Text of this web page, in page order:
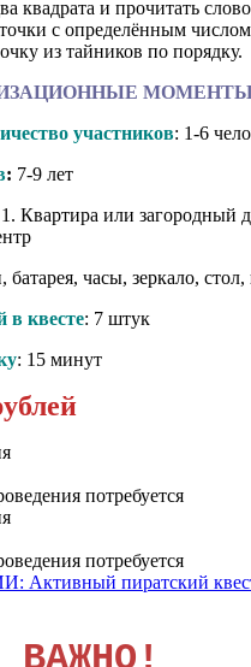
квадрата и прочитать
с определённым
из тайников по порядку.
участников: 1-6
: 7-9 лет
Квартира или загородный
батарея, часы, зеркало,
в квесте: 7 штук
: 15 минут
потребуется
потребуется
пиратский